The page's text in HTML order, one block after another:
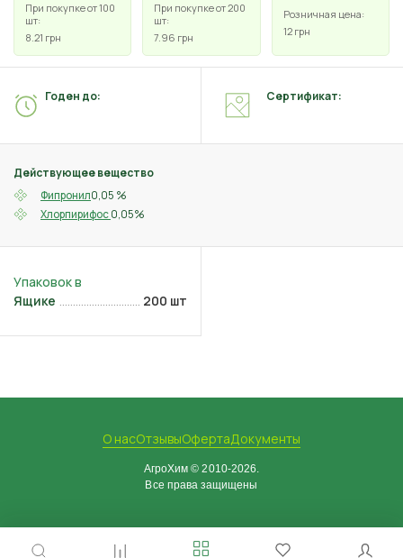
При покупке от 100
шт:
8.21 грн
При покупке от 200
шт:
7.96 грн
Розничная цена:
12 грн
Действующее вещество
Фипронил0,05 %
Хлорпирифос 0,05%
Годен до: Сертификат:
Ящике 200 шт
О насОтзывыОфертаДокументы
АгроХим © 2010-2026.
Все права защищены